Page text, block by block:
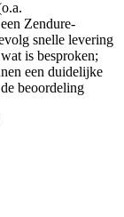
Zendure-
snelle levering
is besproken;
een duidelijke
beoordeling